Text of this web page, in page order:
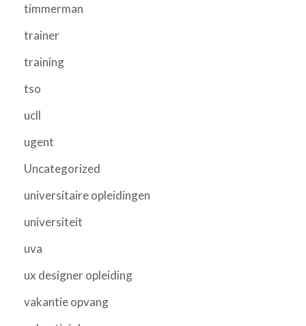
timmerman
trainer
training
tso
ucll
ugent
Uncategorized
universitaire opleidingen
universiteit
uva
ux designer opleiding
vakantie opvang